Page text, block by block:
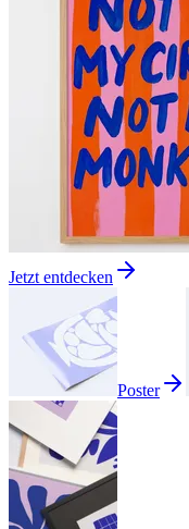
Jetzt entdecken
Poster